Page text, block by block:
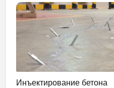
Инъектирование бетона